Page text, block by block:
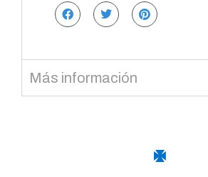
Más información